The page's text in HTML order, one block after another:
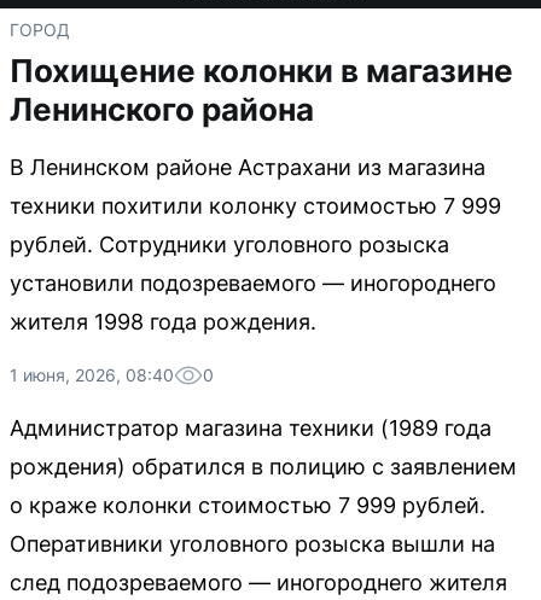
ГОРОД
Похищение колонки в магазине
Ленинского района
В Ленинском районе Астрахани из магазина
техники похитили колонку стоимостью 7 999
рублей. Сотрудники уголовного розыска
установили подозреваемого — иногороднего
жителя 1998 года рождения.
1 июня, 2026, 08:40 0
Администратор магазина техники (1989 года
рождения) обратился в полицию с заявлением
о краже колонки стоимостью 7 999 рублей.
Оперативники уголовного розыска вышли на
след подозреваемого — иногороднего жителя